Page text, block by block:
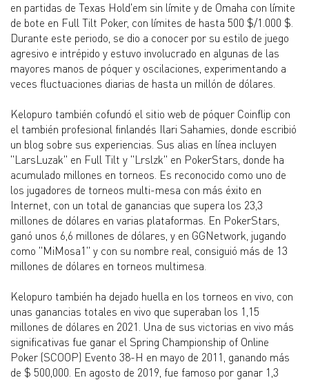
en partidas de Texas Hold'em sin límite y de Omaha con límite
de bote en Full Tilt Poker, con límites de hasta 500 $/1.000 $.
Durante este periodo, se dio a conocer por su estilo de juego
agresivo e intrépido y estuvo involucrado en algunas de las
mayores manos de póquer y oscilaciones, experimentando a
veces fluctuaciones diarias de hasta un millón de dólares.
Kelopuro también cofundó el sitio web de póquer Coinflip con
el también profesional finlandés Ilari Sahamies, donde escribió
un blog sobre sus experiencias. Sus alias en línea incluyen
"LarsLuzak" en Full Tilt y "Lrslzk" en PokerStars, donde ha
acumulado millones en torneos. Es reconocido como uno de
los jugadores de torneos multi-mesa con más éxito en
Internet, con un total de ganancias que supera los 23,3
millones de dólares en varias plataformas. En PokerStars,
ganó unos 6,6 millones de dólares, y en GGNetwork, jugando
como "MiMosa1" y con su nombre real, consiguió más de 13
millones de dólares en torneos multimesa.
Kelopuro también ha dejado huella en los torneos en vivo, con
unas ganancias totales en vivo que superaban los 1,15
millones de dólares en 2021. Una de sus victorias en vivo más
significativas fue ganar el Spring Championship of Online
Poker (SCOOP) Evento 38-H en mayo de 2011, ganando más
de $ 500,000. En agosto de 2019, fue famoso por ganar 1,3